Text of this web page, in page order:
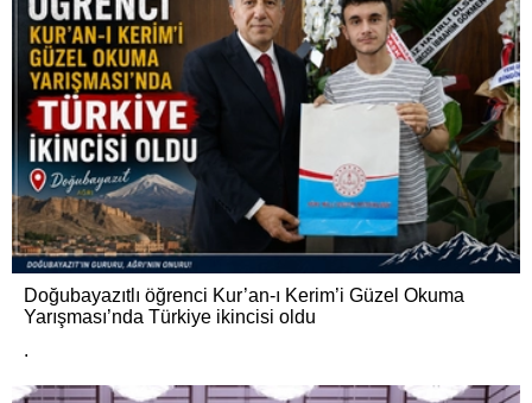
Doğubayazıtlı öğrenci Kur’an-ı Kerim’i Güzel Okuma
Yarışması’nda Türkiye ikincisi oldu
.